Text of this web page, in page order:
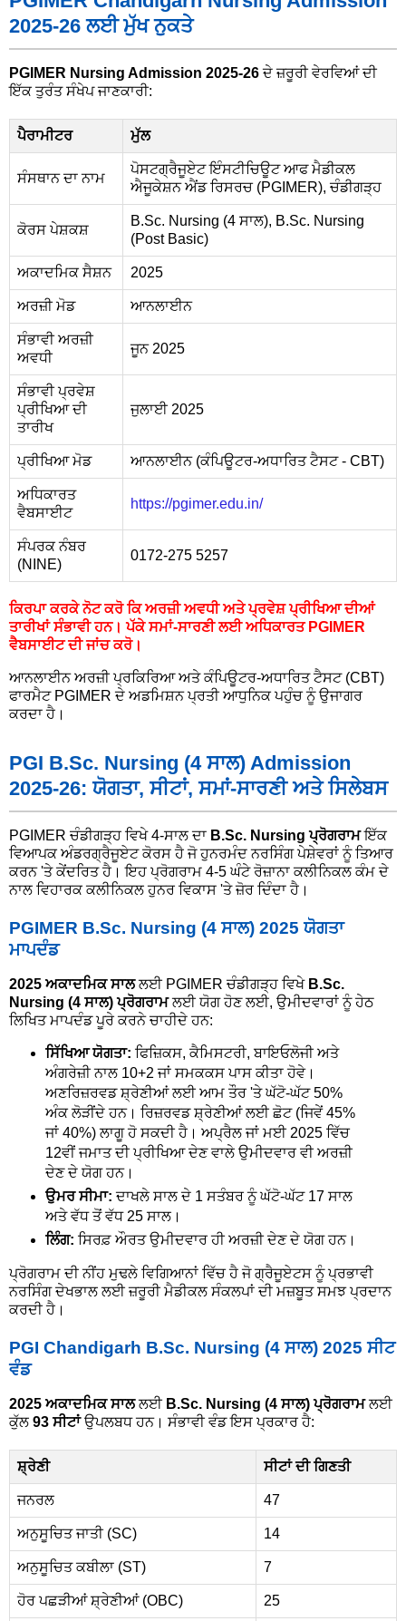
2025-26 ਲਈ ਮੁੱਖ ਨੁਕਤੇ
PGIMER Nursing Admission 2025-26ਦੇ ਜ਼ਰੂਰੀ ਵੇਰਵਿਆਂ ਦੀ
ਇੱਕ ਤੁਰੰਤ ਸੰਖੇਪ ਜਾਣਕਾਰੀ:
ਪੈਰਾਮੀਟਰ ਮੁੱਲ
ਸੰਸਥਾਨ ਦਾ ਨਾਮ
ਪੋਸਟਗ੍ਰੈਜੂਏਟ ਇੰਸਟੀਚਿਊਟ ਆਫ ਮੈਡੀਕਲ
ਐਜੂਕੇਸ਼ਨ ਐਂਡ ਰਿਸਰਚ (PGIMER), ਚੰਡੀਗੜ੍ਹ
ਕੋਰਸ ਪੇਸ਼ਕਸ਼
B.Sc. Nursing (4 ਸਾਲ), B.Sc. Nursing
(Post Basic)
ਅਕਾਦਮਿਕ ਸੈਸ਼ਨ 2025
ਅਰਜ਼ੀ ਮੋਡ ਆਨਲਾਈਨ
ਸੰਭਾਵੀ ਅਰਜ਼ੀ
ਅਵਧੀ
ਜੂਨ 2025
ਸੰਭਾਵੀ ਪ੍ਰਵੇਸ਼
ਪ੍ਰੀਖਿਆ ਦੀ
ਤਾਰੀਖ
ਜੁਲਾਈ 2025
ਪ੍ਰੀਖਿਆ ਮੋਡ ਆਨਲਾਈਨ (ਕੰਪਿਊਟਰ-ਅਧਾਰਿਤ ਟੈਸਟ - CBT)
ਅਧਿਕਾਰਤ
ਵੈਬਸਾਈਟ
https://pgimer.edu.in/
ਸੰਪਰਕ ਨੰਬਰ
(NINE)
0172-275 5257
ਕਿਰਪਾ ਕਰਕੇ ਨੋਟ ਕਰੋ ਕਿ ਅਰਜ਼ੀ ਅਵਧੀ ਅਤੇ ਪ੍ਰਵੇਸ਼ ਪ੍ਰੀਖਿਆ ਦੀਆਂ
ਤਾਰੀਖਾਂ ਸੰਭਾਵੀ ਹਨ। ਪੱਕੇ ਸਮਾਂ-ਸਾਰਣੀ ਲਈ ਅਧਿਕਾਰਤ PGIMER
ਵੈਬਸਾਈਟ ਦੀ ਜਾਂਚ ਕਰੋ।
ਆਨਲਾਈਨ ਅਰਜ਼ੀ ਪ੍ਰਕਿਰਿਆ ਅਤੇ ਕੰਪਿਊਟਰ-ਅਧਾਰਿਤ ਟੈਸਟ (CBT)
ਫਾਰਮੈਟ PGIMER ਦੇ ਅਡਮਿਸ਼ਨ ਪ੍ਰਤੀ ਆਧੁਨਿਕ ਪਹੁੰਚ ਨੂੰ ਉਜਾਗਰ
ਕਰਦਾ ਹੈ।
PGI B.Sc. Nursing (4 ਸਾਲ) Admission
2025-26: ਯੋਗਤਾ, ਸੀਟਾਂ, ਸਮਾਂ-ਸਾਰਣੀ ਅਤੇ ਸਿਲੇਬਸ
PGIMER ਚੰਡੀਗੜ੍ਹ ਵਿਖੇ 4-ਸਾਲ ਦਾ B.Sc. Nursing ਪ੍ਰੋਗਰਾਮਇੱਕ
ਵਿਆਪਕ ਅੰਡਰਗ੍ਰੈਜੂਏਟ ਕੋਰਸ ਹੈ ਜੋ ਹੁਨਰਮੰਦ ਨਰਸਿੰਗ ਪੇਸ਼ੇਵਰਾਂ ਨੂੰ ਤਿਆਰ
ਕਰਨ 'ਤੇ ਕੇਂਦਰਿਤ ਹੈ। ਇਹ ਪ੍ਰੋਗਰਾਮ 4-5 ਘੰਟੇ ਰੋਜ਼ਾਨਾ ਕਲੀਨਿਕਲ ਕੰਮ ਦੇ
ਨਾਲ ਵਿਹਾਰਕ ਕਲੀਨਿਕਲ ਹੁਨਰ ਵਿਕਾਸ 'ਤੇ ਜ਼ੋਰ ਦਿੰਦਾ ਹੈ।
PGIMER B.Sc. Nursing (4 ਸਾਲ) 2025 ਯੋਗਤਾ
ਮਾਪਦੰਡ
2025 ਅਕਾਦਮਿਕ ਸਾਲਲਈ PGIMER ਚੰਡੀਗੜ੍ਹ ਵਿਖੇ B.Sc.
Nursing (4 ਸਾਲ) ਪ੍ਰੋਗਰਾਮਲਈ ਯੋਗ ਹੋਣ ਲਈ, ਉਮੀਦਵਾਰਾਂ ਨੂੰ ਹੇਠ
ਲਿਖਿਤ ਮਾਪਦੰਡ ਪੂਰੇ ਕਰਨੇ ਚਾਹੀਦੇ ਹਨ:
ਸਿੱਖਿਆ ਯੋਗਤਾ: ਫਿਜ਼ਿਕਸ, ਕੈਮਿਸਟਰੀ, ਬਾਇਓਲੋਜੀ ਅਤੇ
ਅੰਗਰੇਜ਼ੀ ਨਾਲ 10+2 ਜਾਂ ਸਮਕਕਸ ਪਾਸ ਕੀਤਾ ਹੋਵੇ।
ਅਣਰਿਜ਼ਰਵਡ ਸ਼੍ਰੇਣੀਆਂ ਲਈ ਆਮ ਤੌਰ 'ਤੇ ਘੱਟੋ-ਘੱਟ 50%
ਅੰਕ ਲੋੜੀਂਦੇ ਹਨ। ਰਿਜ਼ਰਵਡ ਸ਼੍ਰੇਣੀਆਂ ਲਈ ਛੋਟ (ਜਿਵੇਂ 45%
ਜਾਂ 40%) ਲਾਗੂ ਹੋ ਸਕਦੀ ਹੈ। ਅਪ੍ਰੈਲ ਜਾਂ ਮਈ 2025 ਵਿੱਚ
12ਵੀਂ ਜਮਾਤ ਦੀ ਪ੍ਰੀਖਿਆ ਦੇਣ ਵਾਲੇ ਉਮੀਦਵਾਰ ਵੀ ਅਰਜ਼ੀ
ਦੇਣ ਦੇ ਯੋਗ ਹਨ।
ਉਮਰ ਸੀਮਾ: ਦਾਖਲੇ ਸਾਲ ਦੇ 1 ਸਤੰਬਰ ਨੂੰ ਘੱਟੋ-ਘੱਟ 17 ਸਾਲ
ਅਤੇ ਵੱਧ ਤੋਂ ਵੱਧ 25 ਸਾਲ।
ਲਿੰਗ: ਸਿਰਫ਼ ਔਰਤ ਉਮੀਦਵਾਰ ਹੀ ਅਰਜ਼ੀ ਦੇਣ ਦੇ ਯੋਗ ਹਨ।
ਪ੍ਰੋਗਰਾਮ ਦੀ ਨੀਂਹ ਮੁਢਲੇ ਵਿਗਿਆਨਾਂ ਵਿੱਚ ਹੈ ਜੋ ਗ੍ਰੈਜੂਏਟਸ ਨੂੰ ਪ੍ਰਭਾਵੀ
ਨਰਸਿੰਗ ਦੇਖਭਾਲ ਲਈ ਜ਼ਰੂਰੀ ਮੈਡੀਕਲ ਸੰਕਲਪਾਂ ਦੀ ਮਜ਼ਬੂਤ ਸਮਝ ਪ੍ਰਦਾਨ
ਕਰਦੀ ਹੈ।
PGI Chandigarh B.Sc. Nursing (4 ਸਾਲ) 2025 ਸੀਟ
ਵੰਡ
2025 ਅਕਾਦਮਿਕ ਸਾਲਲਈ B.Sc. Nursing (4 ਸਾਲ) ਪ੍ਰੋਗਰਾਮਲਈ
ਕੁੱਲ 93 ਸੀਟਾਂਉਪਲਬਧ ਹਨ। ਸੰਭਾਵੀ ਵੰਡ ਇਸ ਪ੍ਰਕਾਰ ਹੈ:
ਸ਼੍ਰੇਣੀ ਸੀਟਾਂ ਦੀ ਗਿਣਤੀ
ਜਨਰਲ 47
ਅਨੁਸੂਚਿਤ ਜਾਤੀ (SC) 14
ਅਨੁਸੂਚਿਤ ਕਬੀਲਾ (ST) 7
ਹੋਰ ਪਛੜੀਆਂ ਸ਼੍ਰੇਣੀਆਂ (OBC) 25